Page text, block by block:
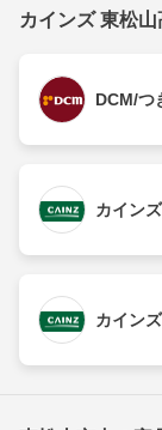
カインズ 東松
DCM/つ
カイン
カイン